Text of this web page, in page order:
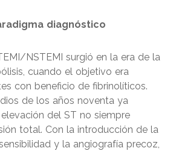
diagnóstico
NSTEMI surgió en la era de la
cuando el objetivo era
con beneficio de fibrinolíticos.
de los años noventa ya
del ST no siempre
total. Con la introducción de la
y la angiografía precoz,